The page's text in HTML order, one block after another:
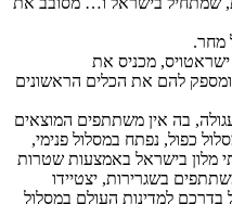
מחר.
מכניס את
להם את הכלים הראשונים
בה אין משתתפים המוצאים
כפול, נפתח במסלול פנימי,
מלון בישראל באמצעות שטרות
בשגרירות, יצטיידו
בדרכם למדינות העולם במסלול